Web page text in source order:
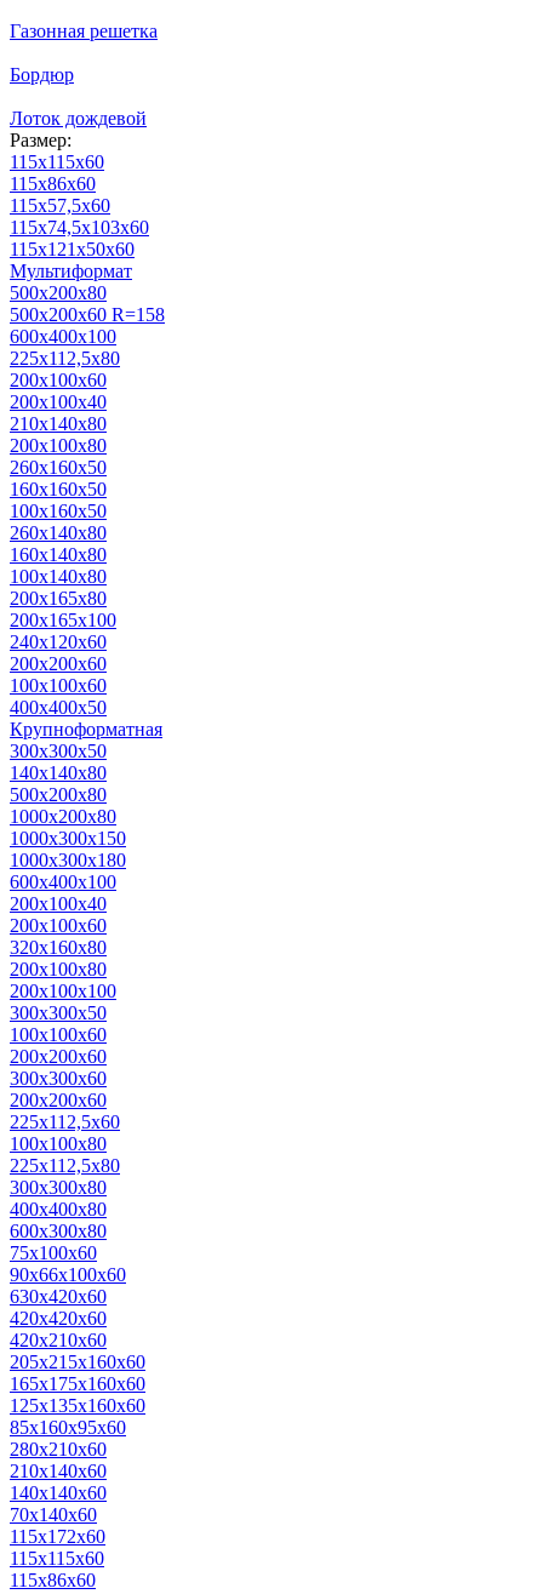
Газонная решетка
Бордюр
Лоток дождевой
Размер:
115х115х60
115х86х60
115х57,5х60
115х74,5х103х60
115х121х50х60
Мультиформат
500х200х80
500x200x60 R=158
600х400х100
225х112,5х80
200х100х60
200х100х40
210х140х80
200х100х80
260х160х50
160х160х50
100х160х50
260х140х80
160х140х80
100х140х80
200х165х80
200х165х100
240х120х60
200х200х60
100х100х60
400х400х50
Крупноформатная
300х300х50
140х140х80
500x200x80
1000x200x80
1000x300x150
1000x300x180
600x400x100
200x100x40
200x100x60
320x160x80
200x100x80
200x100x100
300x300x50
100x100x60
200x200x60
300x300x60
200x200x60
225x112,5x60
100x100x80
225x112,5x80
300x300x80
400x400x80
600x300x80
75х100х60
90х66х100х60
630x420x60
420х420х60
420х210х60
205х215x160x60
165х175х160х60
125х135х160х60
85х160х95х60
280x210x60
210х140х60
140х140х60
70х140х60
115x172x60
115x115x60
115x86x60